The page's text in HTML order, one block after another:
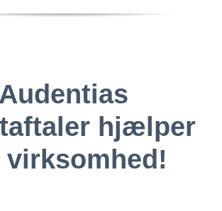
Audentias
hjælper
virksomhed!